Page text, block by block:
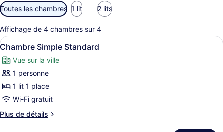
Filtres
disponibles
pour
les
chambres
Toutes les chambres 1 lit 2 lits
Affichage de 4 chambres sur 4
Afficher
toutes
les
photos
pour
ce
type
de
Une chambre d’hôtel avec un lit,
6
Chambre Simple Standard
Vue sur la ville
1 personne
1 lit 1 place
Wi-Fi gratuit
Plus de détails
Plus